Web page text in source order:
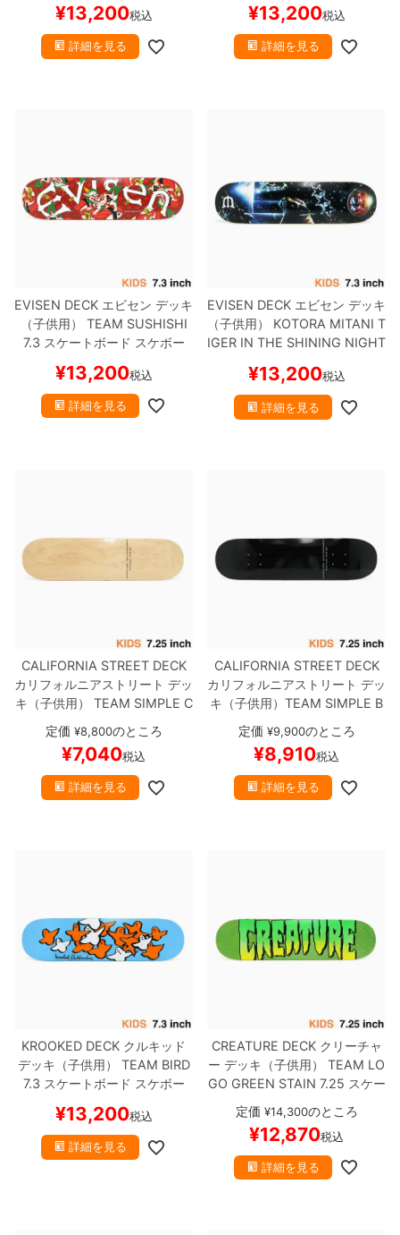
¥13,200税込
詳細を見る
¥13,200税込
詳細を見る
EVISEN DECK エビセン デッキ
（子供用）
TEAM SUSHISHI
7.3 スケートボード スケボー
¥13,200税込
詳細を見る
EVISEN DECK エビセン デッキ
（子供用）
KOTORA MITANI T
IGER IN THE SHINING NIGHT
¥13,200税込
詳細を見る
CALIFORNIA STREET DECK
カリフォルニアストリート デッ
キ（子供用）
TEAM SIMPLE C
LEAR MINI 7.25
スケートボード スケボー
定価 ¥8,800のところ
¥7,040税込
詳細を見る
CALIFORNIA STREET DECK
カリフォルニアストリート デッ
キ（子供用） TEAM SIMPLE B
LACK 7.25
ENERATOR） スケートボード
スケボー
定価 ¥9,900のところ
¥8,910税込
詳細を見る
KROOKED DECK クルキッド
デッキ（子供用）
TEAM BIRD
7.3 スケートボード スケボー
¥13,200税込
詳細を見る
CREATURE DECKクリーチャ
ー デッキ（子供用） TEAM LO
GO GREEN STAIN 7.25 スケー
定価 ¥14,300のところ
¥12,870税込
詳細を見る
8.7inch
8.9inch
9.0inch以上
シェイプデッキ
8.8inch
9.0inch以上
72mm
110mm
練習用アイテム（初心者におすすめ）
29cm
30cm
キャップ
サイズの測り方